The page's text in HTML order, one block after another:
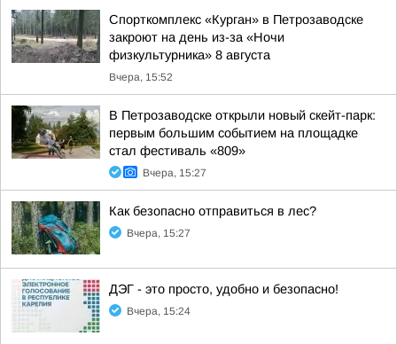
Спорткомплекс «Курган» в Петрозаводске
закроют на день из-за «Ночи
физкультурника» 8 августа
Вчера, 15:52
В Петрозаводске открыли новый скейт-парк:
первым большим событием на площадке
стал фестиваль «809»
Вчера, 15:27
Как безопасно отправиться в лес?
Вчера, 15:27
ДЭГ - это просто, удобно и безопасно!
Вчера, 15:24